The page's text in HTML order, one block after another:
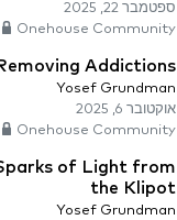
ספטמבר 22, 2025
Onehouse Community מנוי
Addictions
Yosef Grundman
אוקטובר 6, 2025
Onehouse Community מנוי
of Light from
the Klipot
Yosef Grundman